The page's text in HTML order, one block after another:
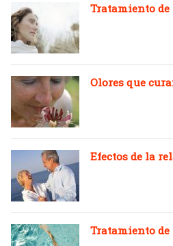
Tratamiento
Olores que
Efectos de la
Tratamiento